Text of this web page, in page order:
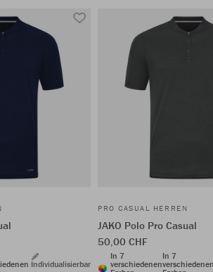
Individualisierbar
PRO CASUAL HERREN
JAKO Polo Pro Casual
50,00 CHF
In 7
verschiedenen
In 7